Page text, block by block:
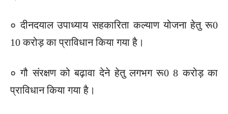
० दीनदयाल उपाध्याय सहकारिता कल्याण योजना हेतु रू0
10 करोड़ का प्राविधान किया गया है।
० गौ संरक्षण को बढ़ावा देने हेतु लगभग रू0 8 करोड़ का
प्राविधान किया गया है।